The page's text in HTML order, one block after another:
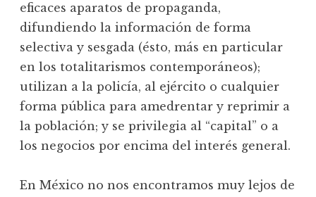
eficaces aparatos de propaganda,
difundiendo la información de forma
selectiva y sesgada (ésto, más en particular
en los totalitarismos contemporáneos);
utilizan a la policía, al ejército o cualquier
forma pública para amedrentar y reprimir a
la población; y se privilegia al “capital” o a
los negocios por encima del interés general.
En México no nos encontramos muy lejos de